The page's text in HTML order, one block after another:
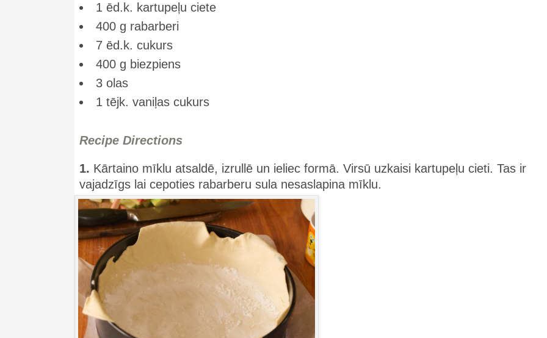
1 ēd.k. kartupeļu ciete
400 g rabarberi
7 ēd.k. cukurs
400 g biezpiens
3 olas
1 tējk. vaniļas cukurs
Recipe Directions
1. Kārtaino mīklu atsaldē, izrullē un ieliec formā. Virsū uzkaisi kartupeļu cieti. Tas ir
vajadzīgs lai cepoties rabarberu sula nesaslapina mīklu.